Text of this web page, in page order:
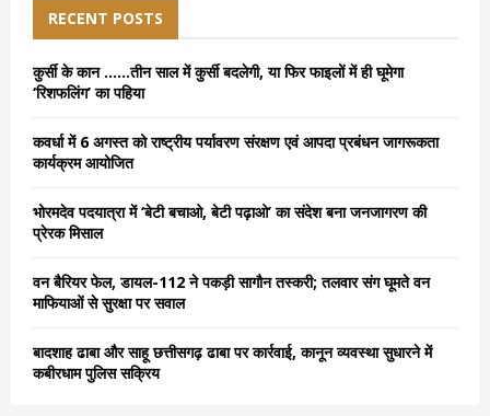
f
o
r
RECENT POSTS
कुर्सी के कान ……तीन साल में कुर्सी बदलेगी, या फिर फाइलों में ही घूमेगा
‘रिशफलिंग’ का पहिया
कवर्धा में 6 अगस्त को राष्ट्रीय पर्यावरण संरक्षण एवं आपदा प्रबंधन जागरूकता
कार्यक्रम आयोजित
भोरमदेव पदयात्रा में ‘बेटी बचाओ, बेटी पढ़ाओ’ का संदेश बना जनजागरण की
प्रेरक मिसाल
वन बैरियर फेल, डायल-112 ने पकड़ी सागौन तस्करी; तलवार संग घूमते वन
माफियाओं से सुरक्षा पर सवाल
बादशाह ढाबा और साहू छत्तीसगढ़ ढाबा पर कार्रवाई, कानून व्यवस्था सुधारने में
कबीरधाम पुलिस सक्रिय